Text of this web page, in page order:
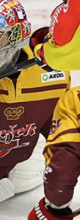
Moderní
Motorsport
Olympijské
Parasport
Plavání
Plážový